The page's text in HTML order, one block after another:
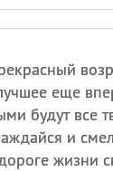
еще
будут все
и
жизни